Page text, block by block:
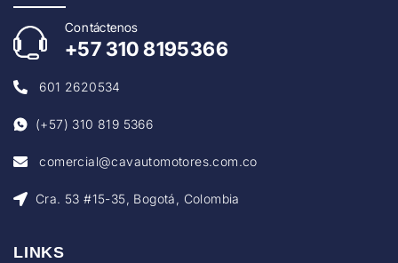
Contáctenos
+57 310 8195366
601 2620534
(+57) 310 819 5366
comercial@cavautomotores.com.co
Cra. 53 #15-35, Bogotá, Colombia
LINKS